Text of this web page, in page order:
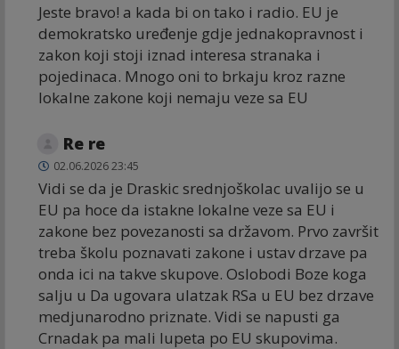
Jeste bravo! a kada bi on tako i radio. EU je
demokratsko uređenje gdje jednakopravnost i
zakon koji stoji iznad interesa stranaka i
pojedinaca. Mnogo oni to brkaju kroz razne
lokalne zakone koji nemaju veze sa EU
Re re
02.06.2026 23:45
Vidi se da je Draskic srednjoškolac uvalijo se u
EU pa hoce da istakne lokalne veze sa EU i
zakone bez povezanosti sa državom. Prvo završit
treba školu poznavati zakone i ustav drzave pa
onda ici na takve skupove. Oslobodi Boze koga
salju u Da ugovara ulatzak RSa u EU bez drzave
medjunarodno priznate. Vidi se napusti ga
Crnadak pa mali lupeta po EU skupovima.